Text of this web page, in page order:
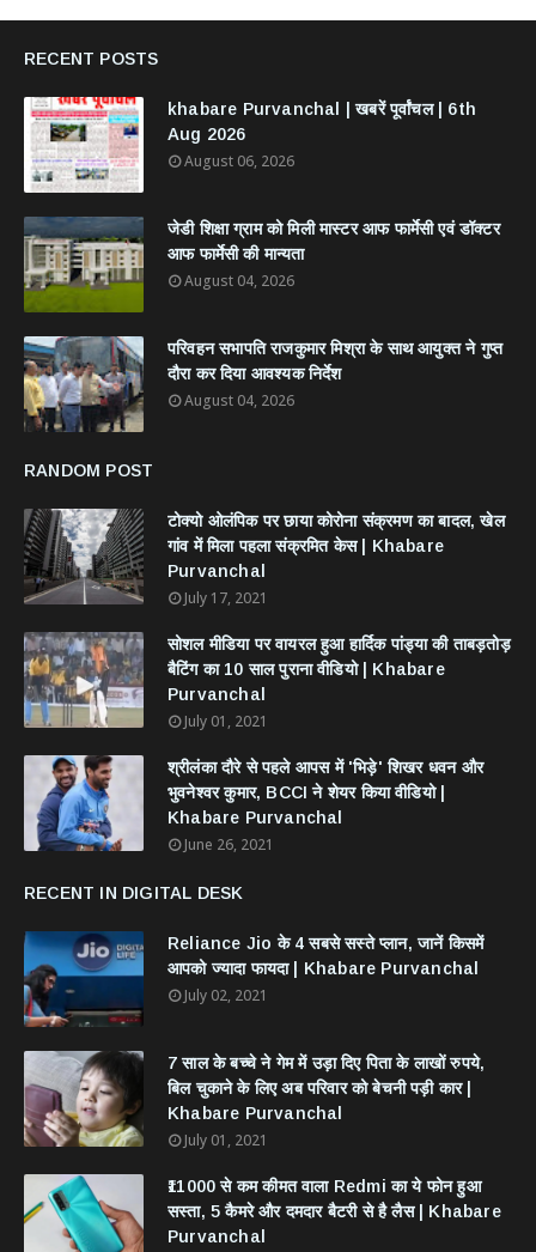
RECENT POSTS
khabare Purvanchal | खबरें पूर्वांचल | 6th
Aug 2026
August 06, 2026
जेडी शिक्षा ग्राम को मिली मास्टर आफ फार्मेसी एवं डॉक्टर
आफ फार्मेसी की मान्यता
August 04, 2026
परिवहन सभापति राजकुमार मिश्रा के साथ आयुक्त ने गुप्त
दौरा कर दिया आवश्यक निर्देश
August 04, 2026
RANDOM POST
टोक्यो ओलंपिक पर छाया कोरोना संक्रमण का बादल, खेल
गांव में मिला पहला संक्रमित केस | Khabare
Purvanchal
July 17, 2021
सोशल मीडिया पर वायरल हुआ हार्दिक पांड्या की ताबड़तोड़
बैटिंग का 10 साल पुराना वीडियो | Khabare
Purvanchal
July 01, 2021
श्रीलंका दौरे से पहले आपस में 'भिड़े' शिखर धवन और
भुवनेश्वर कुमार, BCCI ने शेयर किया वीडियो |
Khabare Purvanchal
June 26, 2021
RECENT IN DIGITAL DESK
Reliance Jio के 4 सबसे सस्ते प्लान, जानें किसमें
आपको ज्यादा फायदा | Khabare Purvanchal
July 02, 2021
7 साल के बच्चे ने गेम में उड़ा दिए पिता के लाखों रुपये,
बिल चुकाने के लिए अब परिवार को बेचनी पड़ी कार |
Khabare Purvanchal
July 01, 2021
₹11000 से कम कीमत वाला Redmi का ये फोन हुआ
सस्ता, 5 कैमरे और दमदार बैटरी से है लैस | Khabare
Purvanchal